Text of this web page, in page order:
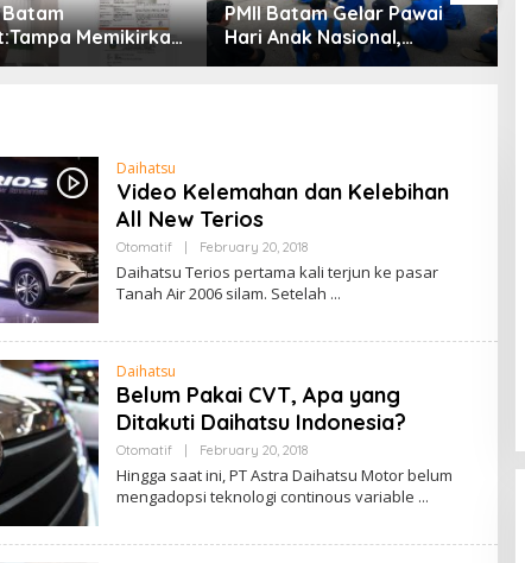
Batam
Memikirkan
Bahaya
Ahmad
Lahan Sekolah
Tower
PMII Batam Gelar Pawai
Hari Anak Nasional,
Serahkan Rapor Merah
Daihatsu
Video Kelemahan dan Kelebihan
All New Terios
Otomatif February 20, 2018B
A
D
N
Daihatsu Terios pertama kali terjun ke pasar
Tanah Air 2006 silam. Setelah
Daihatsu
Belum Pakai CVT, Apa yang
Ditakuti Daihatsu Indonesia?
Otomatif February 20, 2018B
Y
A
D
N
Hingga saat ini, PT Astra Daihatsu Motor belum
mengadopsi teknologi continous variable